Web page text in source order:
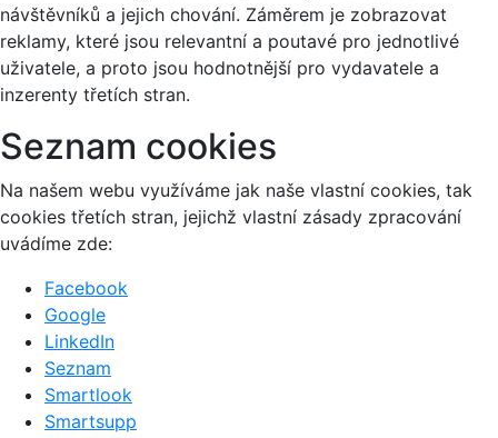
návštěvníků a jejich chování. Záměrem je zobrazovat
reklamy, které jsou relevantní a poutavé pro jednotlivé
uživatele, a proto jsou hodnotnější pro vydavatele a
inzerenty třetích stran.
Seznam cookies
Na našem webu využíváme jak naše vlastní cookies, tak
cookies třetích stran, jejichž vlastní zásady zpracování
uvádíme zde:
Facebook
Google
LinkedIn
Seznam
Smartlook
Smartsupp